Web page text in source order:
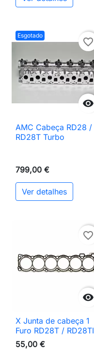
Esgotado

favorite_border
AMC Cabeça RD28 /
RD28T Turbo
799,00 €
Ver detalhes

favorite_border
X Junta de cabeça 1
Furo RD28T / RD28TI
55,00 €